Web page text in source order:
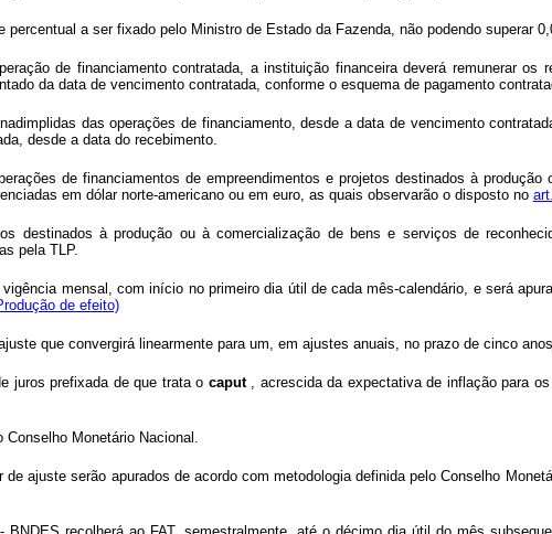
percentual a ser fixado pelo Ministro de Estado da Fazenda, não podendo superar
de financiamento contratada, a instituição financeira deverá remunerar os
da data de vencimento contratada, conforme o esquema de pagamento
das operações de financiamento, desde a data de vencimento
desde a data do recebimento.
de financiamentos de empreendimentos e projetos destinados à
em dólar norte-americano ou em euro, as quais observarão o disposto no
destinados à produção ou à comercialização de bens e serviços de
pela TLP.
mensal, com início no primeiro dia útil de cada mês-calendário, e será
de efeito)
que convergirá linearmente para um, em ajustes anuais, no prazo de cinco
juros prefixada de que trata o caput , acrescida da expectativa de inflação para
Monetário Nacional.
ajuste serão apurados de acordo com metodologia definida pelo Conselho